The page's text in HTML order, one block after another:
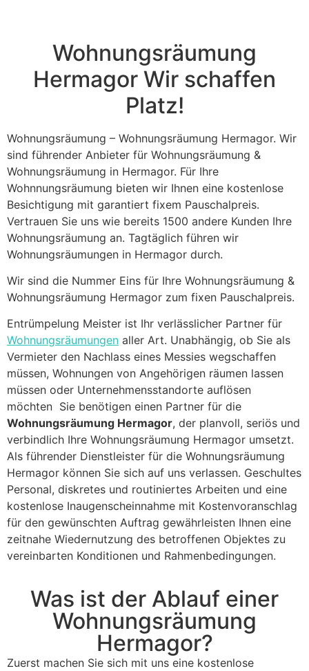
Wohnungsräumung
Hermagor Wir schaffen
Platz!
Wohnungsräumung – Wohnungsräumung Hermagor. Wir
sind führender Anbieter für Wohnungsräumung &
Wohnungsräumung in Hermagor. Für Ihre
Wohnnungsräumung bieten wir Ihnen eine kostenlose
Besichtigung mit garantiert fixem Pauschalpreis.
Vertrauen Sie uns wie bereits 1500 andere Kunden Ihre
Wohnungsräumung an. Tagtäglich führen wir
Wohnungsräumungen in Hermagor durch.
Wir sind die Nummer Eins für Ihre Wohnungsräumung &
Wohnungsräumung Hermagor zum fixen Pauschalpreis.
Entrümpelung Meister ist Ihr verlässlicher Partner für
Wohnungsräumungen aller Art. Unabhängig, ob Sie als
Vermieter den Nachlass eines Messies wegschaffen
müssen, Wohnungen von Angehörigen räumen lassen
müssen oder Unternehmensstandorte auflösen
möchten Sie benötigen einen Partner für die
Wohnungsräumung Hermagor, der planvoll, seriös und
verbindlich Ihre Wohnungsräumung Hermagor umsetzt.
Als führender Dienstleister für die Wohnungsräumung
Hermagor können Sie sich auf uns verlassen. Geschultes
Personal, diskretes und routiniertes Arbeiten und eine
kostenlose Inaugenscheinnahme mit Kostenvoranschlag
für den gewünschten Auftrag gewährleisten Ihnen eine
zeitnahe Wiedernutzung des betroffenen Objektes zu
vereinbarten Konditionen und Rahmenbedingungen.
Was ist der Ablauf einer
Wohnungsräumung
Hermagor?
Zuerst machen Sie sich mit uns eine kostenlose